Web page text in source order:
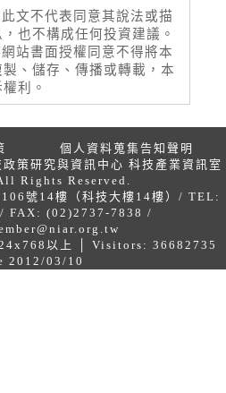
文不代表同意其說法或描
也不構成任何投資建議。
站書面授權同意不得將本
、儲存、傳播或轉載，本
利。
個人資料蒐集告知聲明
策研究與資訊中心 科技產業資訊室
Rights Reserved.
號14樓（科技大樓14樓）/ TEL:
FAX: (02)2737-7838 /
以上 │ Visitors: 36682735
2012/03/10